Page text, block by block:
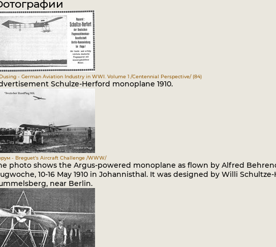
- German Aviation Industry in WWI. Volume 1 /Centennial Perspective/ (84)
Schulze-Herford monoplane 1910.
- Breguet's Aircraft Challenge /WWW/
photo shows the Argus-powered monoplane as flown by Alfred
10-16 May 1910 in Johannisthal. It was designed by Willi
near Berlin.